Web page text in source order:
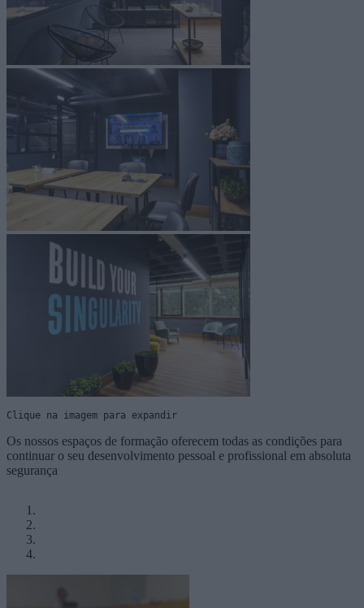
Clique na imagem para expandir
Os nossos espaços de formação oferecem todas as condições para
continuar o seu desenvolvimento pessoal e profissional em absoluta
segurança